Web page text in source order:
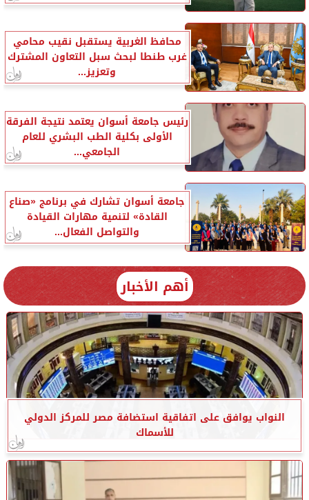
محافظ الغربية يستقبل نقيب محامي
غرب طنطا لبحث سبل التعاون المشترك
وتعزيز...
رئيس جامعة أسوان يعتمد نتيجة الفرقة
الأولى بكلية الطب البشري للعام
الجامعي...
جامعة أسوان تشارك في برنامج «صناع
القادة» لتنمية مهارات القيادة
والتواصل الفعال...
أهم الأخبار
النواب يوافق على اتفاقية استضافة مصر للمركز الدولي
للأسماك